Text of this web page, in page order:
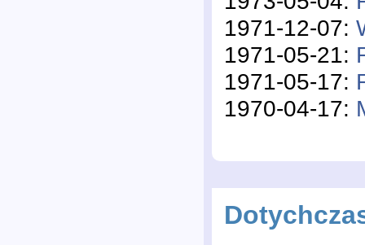
1971-12-07:
1971-05-21:
1971-05-17:
1970-04-17: